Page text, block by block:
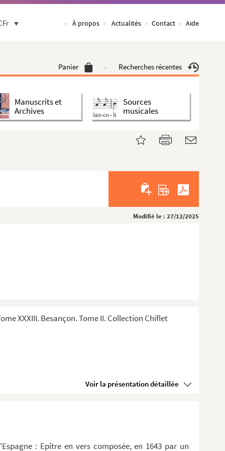
À propos Actualités Contact Aide
Panier Recherches récentes
Manuscrits et
Archives
Sources
musicales
Modifié le : 27/12/2025
XXXIII. Besançon. Tome II. Collection Chiflet
Voir la présentation détaillée
: Epître en vers composée, en 1643 par un